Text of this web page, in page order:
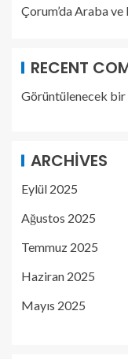
Çorum’da Araba
RECENT
Görüntülenecek
ARCHIVES
Eylül 2025
Ağustos 2025
Temmuz 2025
Haziran 2025
Mayıs 2025